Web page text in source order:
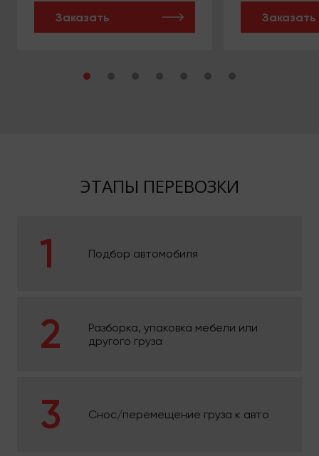
Заказать Заказать
ЭТАПЫ ПЕРЕВОЗКИ
Подбор автомобиля
Разборка, упаковка мебели или
другого груза
Снос/перемещение груза к авто